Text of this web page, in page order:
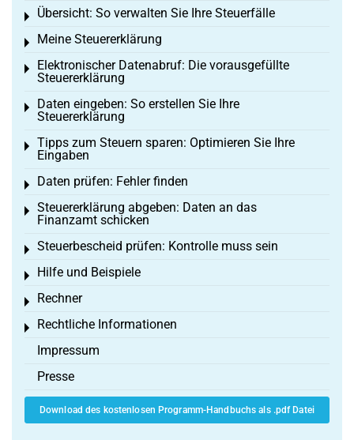
Übersicht: So verwalten Sie Ihre Steuerfälle
Toggle menu
Meine Steuererklärung
Toggle menu
Elektronischer Datenabruf: Die vorausgefüllte
Steuererklärung
Toggle menu
Daten eingeben: So erstellen Sie Ihre
Steuererklärung
Toggle menu
Tipps zum Steuern sparen: Optimieren Sie Ihre
Eingaben
Toggle menu
Daten prüfen: Fehler finden
Toggle menu
Steuererklärung abgeben: Daten an das
Finanzamt schicken
Toggle menu
Steuerbescheid prüfen: Kontrolle muss sein
Toggle menu
Hilfe und Beispiele
Toggle menu
Rechner
Toggle menu
Rechtliche Informationen
Toggle menu
Impressum
Presse
Download des kostenlosen Programm-Handbuchs als .pdf Datei